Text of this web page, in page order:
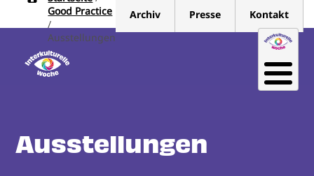
Direkt
Good Practice
Ausstellungen
Archiv Presse Kontakt
Ausstellungen